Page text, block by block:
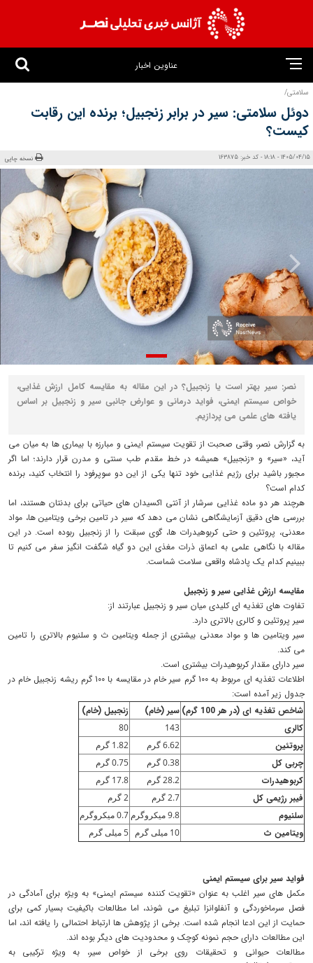
عناوین اخبار
سلامتی/
دوئل سلامتی: سیر در برابر زنجبیل؛ برنده این رقابت
کیست؟
1405/04/15 - 18:18 - کد خبر: 163875 نسخه چاپی
نصر: سیر بهتر است یا زنجبیل؟ در این مقاله به مقایسه کامل ارزش غذایی،
خواص سیستم ایمنی، فواید درمانی و عوارض جانبی سیر و زنجبیل بر اساس
یافته های علمی می پردازیم.
به گزارش نصر، وقتی صحبت از تقویت سیستم ایمنی و مبارزه با بیماری ها به میان می
آید، «سیر» و «زنجبیل» همیشه در خط مقدم طب سنتی و مدرن قرار دارند؛ اما اگر
مجبور باشید برای رژیم غذایی خود تنها یکی از این دو سوپرفود را انتخاب کنید، برنده
کدام است؟
هرچند هر دو ماده غذایی سرشار از آنتی اکسیدان های حیاتی برای بدنتان هستند، اما
بررسی های دقیق آزمایشگاهی نشان می دهد که سیر در تامین برخی ویتامین ها، مواد
معدنی، پروتئین و حتی کربوهیدرات ها، گوی سبقت را از زنجبیل ربوده است. در این
مقاله با نگاهی علمی به اعماق ذرات مغذی این دو گیاه شگفت انگیز سفر می کنیم تا
ببینیم کدام یک پادشاه واقعی سلامت شماست.
مقایسه ارزش غذایی سیر و زنجبیل
تفاوت های تغذیه ای کلیدی میان سیر و زنجبیل عبارتند از:
سیر پروتئین و کالری بالاتری دارد.
سیر ویتامین ها و مواد معدنی بیشتری از جمله ویتامین ث و سلنیوم بالاتری را تامین
می کند.
سیر دارای مقدار کربوهیدرات بیشتری است.
اطلاعات تغذیه ای مربوط به 100 گرم سیر خام در مقایسه با 100 گرم ریشه زنجبیل خام در
جدول زیر آمده است:
شاخص تغذیه ای (در هر 100 گرم) سیر (خام)
زنجبیل (خام)
کالری
143
80
پروتئین 6.62 گرم 1.82 گرم
چربی کل 0.38 گرم 0.75 گرم
کربوهیدرات 28.2 گرم 17.8 گرم
فیبر رژیمی کل 2.7 گرم 2 گرم
سلنیوم 9.8 میکروگرم 0.7 میکروگرم
ویتامین ث 10 میلی گرم 5 میلی گرم
فواید سیر برای سیستم ایمنی
مکمل های سیر اغلب به عنوان «تقویت کننده سیستم ایمنی» به ویژه برای آمادگی در
فصل سرماخوردگی و آنفلوانزا تبلیغ می شوند، اما مطالعات باکیفیت بسیار کمی برای
حمایت از این ادعا انجام شده است. برخی از پژوهش ها ارتباط احتمالی را یافته اند، اما
این مطالعات دارای حجم نمونه کوچک و محدودیت های دیگر بوده اند.
مطالعات حیوانی و تحقیقات روی برخی از خواص سیر، به ویژه ترکیبی به